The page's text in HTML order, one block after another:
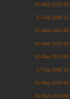
01-May-2010
17-Sep-2008
01-May-2010
01-May-2010
01-May-2010
17-Sep-2008
01-May-2010
01-May-2010